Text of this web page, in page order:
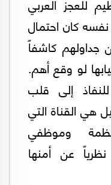
كان احتمال
جداولهم كاشفاً
لو وقع أهم.
إلى قلب
هي القناة التي
وموظفي
عن أمنها